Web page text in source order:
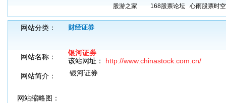
股游之家
168股票论坛 心雨股票时空
网站分类： 财经证券
网站名称：
银河证券
该站网址： http://www.chinastock.com.cn/
网站简介：
银河证券
网站缩略图：